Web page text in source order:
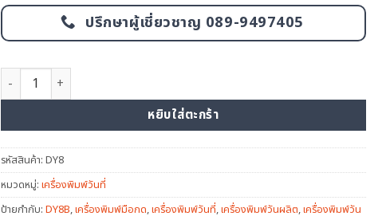
ปรึกษาผู้เชี่ยวชาญ 089-9497405
จำนวน เครื่องพิมพ์วันที่มือกด รุ่น DY8B ชิ้น
หยิบใส่ตะกร้า
รหัสสินค้า: DY8
หมวดหมู่: เครื่องพิมพ์วันที่
ป้ายกำกับ: DY8B,เครื่องพิมพ์มือกด,เครื่องพิมพ์วันที่,เครื่องพิมพ์วันผลิต,เครื่องพิมพ์วัน